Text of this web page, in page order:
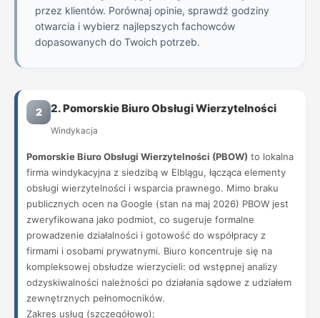
przez klientów. Porównaj opinie, sprawdź godziny
otwarcia i wybierz najlepszych fachowców
dopasowanych do Twoich potrzeb.
2 2. Pomorskie Biuro Obsługi Wierzytelności
Windykacja
Pomorskie Biuro Obsługi Wierzytelności (PBOW) to lokalna
firma windykacyjna z siedzibą w Elblągu, łącząca elementy
obsługi wierzytelności i wsparcia prawnego. Mimo braku
publicznych ocen na Google (stan na maj 2026) PBOW jest
zweryfikowana jako podmiot, co sugeruje formalne
prowadzenie działalności i gotowość do współpracy z
firmami i osobami prywatnymi. Biuro koncentruje się na
kompleksowej obsłudze wierzycieli: od wstępnej analizy
odzyskiwalności należności po działania sądowe z udziałem
zewnętrznych pełnomocników.
Zakres usług (szczegółowo):